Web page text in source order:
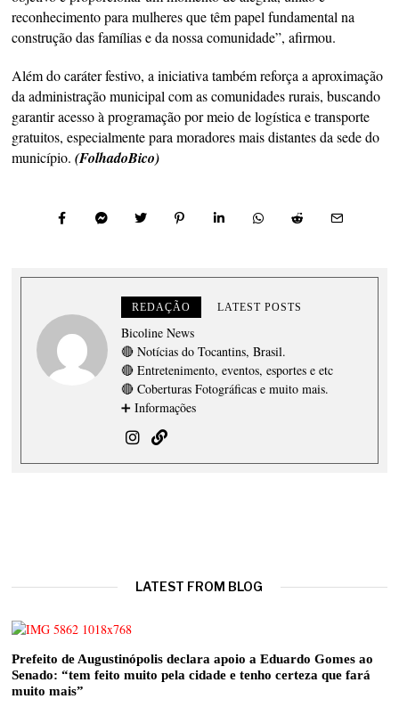
reconhecimento para mulheres que têm papel fundamental na
construção das famílias e da nossa comunidade”, afirmou.
Além do caráter festivo, a iniciativa também reforça a aproximação
da administração municipal com as comunidades rurais, buscando
garantir acesso à programação por meio de logística e transporte
gratuitos, especialmente para moradores mais distantes da sede do
município.(FolhadoBico)
REDAÇÃO LATEST POSTS
Bicoline News
🔴 Notícias do Tocantins, Brasil.
🔴 Entretenimento, eventos, esportes e etc
🔴 Coberturas Fotográficas e muito mais.
➕ Informações
LATEST FROM BLOG
Prefeito de Augustinópolis declara apoio a Eduardo Gomes ao
Senado: “tem feito muito pela cidade e tenho certeza que fará
muito mais”